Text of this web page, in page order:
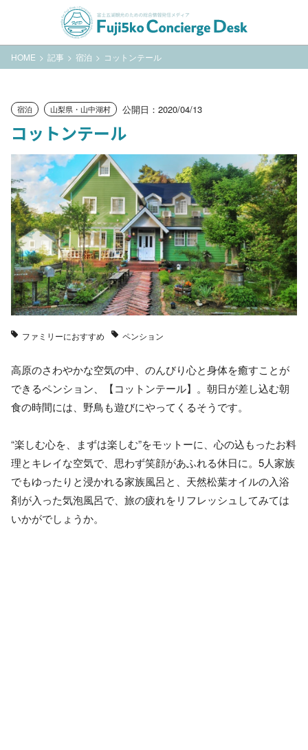
HOME 記事 宿泊 コットンテール
宿泊 山梨県・山中湖村 公開日：2020/04/13
コットンテール
ファミリーにおすすめ ペンション
高原のさわやかな空気の中、のんびり心と身体を癒すことが
できるペンション、【コットンテール】。朝日が差し込む朝
食の時間には、野鳥も遊びにやってくるそうです。
“楽しむ心を、まずは楽しむ”をモットーに、心の込もったお料
理とキレイな空気で、思わず笑顔があふれる休日に。5人家族
でもゆったりと浸かれる家族風呂と、天然松葉オイルの入浴
剤が入った気泡風呂で、旅の疲れをリフレッシュしてみては
いかがでしょうか。